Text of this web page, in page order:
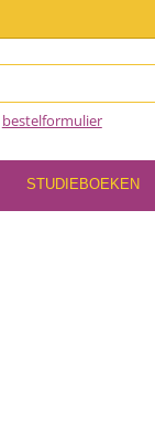
bestelformulier
STUDIEBOEKEN